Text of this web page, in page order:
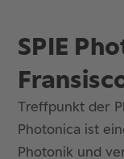
SPIE
Treffpunkt der
Photonica ist
Photonik und